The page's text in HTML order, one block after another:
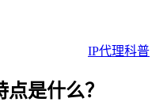
IP代理科普
是什么？